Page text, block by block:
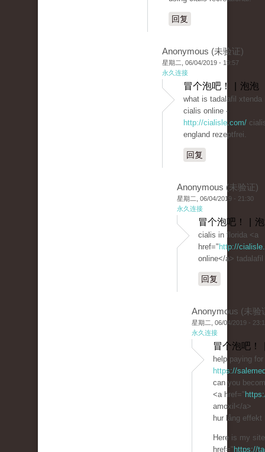
回复
Anonymous (未验证)
星期二, 06/04/2019 - 19:57
永久连接
冒个泡吧！ | 泡泡
what is tadalafil xtenda
cialis online -
http://cialisle.com/
england rezeptfrei.
回复
Anonymous (未验证)
星期二, 06/04/2019 - 21:30
永久连接
冒个泡吧！ |
cialis in florida <a
href=" http://
online</a>
回复
Anonymous (未验
星期二, 06/04/2019 -
永久连接
冒个泡吧！
help paying
https://
can you
<a href="
amoxil</a>
hur lång effekt
Here is my
href=" https://